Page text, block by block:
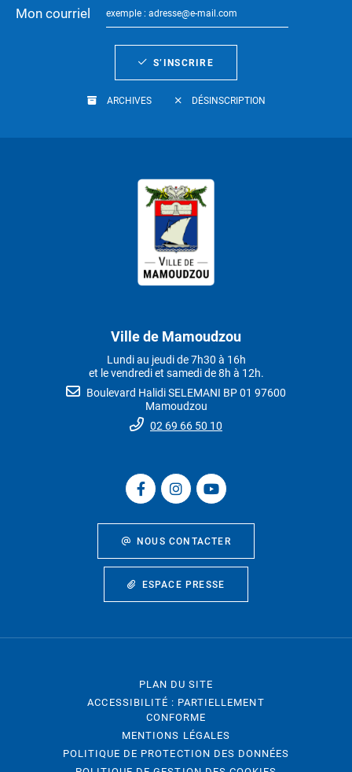
Mon courriel
S’INSCRIRE
ARCHIVES DÉSINSCRIPTION
Ville de Mamoudzou
Lundi au jeudi de 7h30 à 16h
et le vendredi et samedi de 8h à 12h.
Boulevard Halidi SELEMANI BP 01 97600
Mamoudzou
02 69 66 50 10
NOUS CONTACTER
ESPACE PRESSE
PLAN DU SITE
ACCESSIBILITÉ : PARTIELLEMENT
CONFORME
MENTIONS LÉGALES
POLITIQUE DE PROTECTION DES DONNÉES